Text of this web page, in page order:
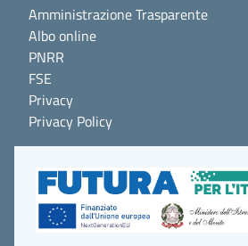
Amministrazione Trasparente
Albo online
PNRR
FSE
Privacy
Privacy Policy